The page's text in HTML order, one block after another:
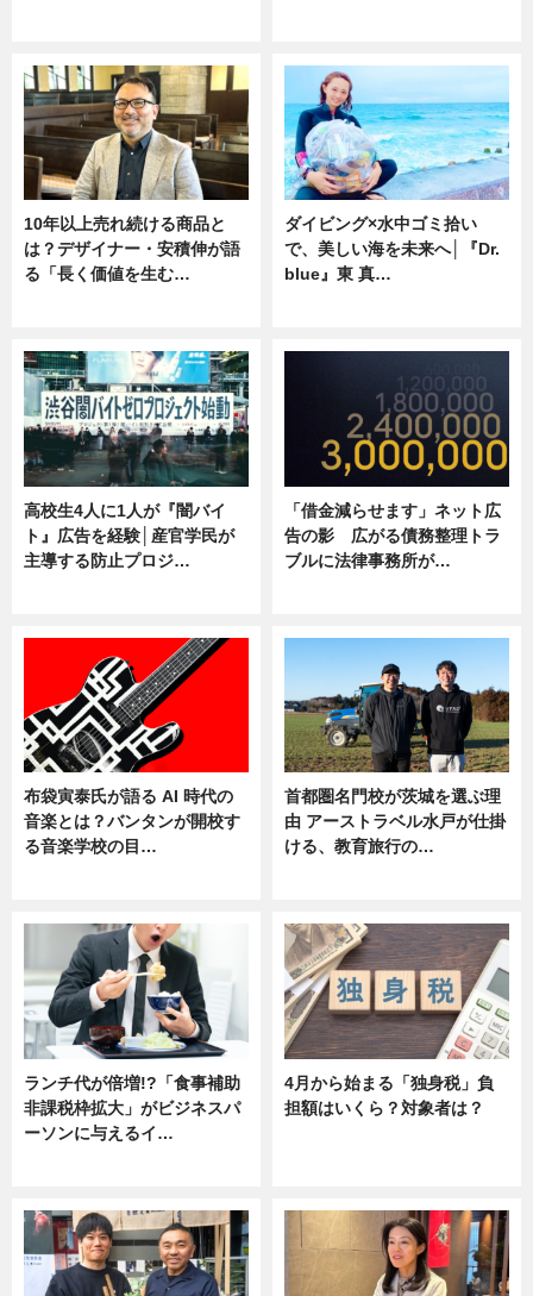
10年以上売れ続ける商品と
は？デザイナー・安積伸が語
る「長く価値を生む…
ダイビング×水中ゴミ拾い
で、美しい海を未来へ│『Dr.
blue』東 真…
高校生4人に1人が『闇バイ
ト』広告を経験│産官学民が
主導する防止プロジ…
「借金減らせます」ネット広
告の影 広がる債務整理トラ
ブルに法律事務所が…
布袋寅泰氏が語る AI 時代の
音楽とは？バンタンが開校す
る音楽学校の目…
首都圏名門校が茨城を選ぶ理
由 アーストラベル水戸が仕掛
ける、教育旅行の…
ランチ代が倍増!?「食事補助
非課税枠拡大」がビジネスパ
ーソンに与えるイ…
4月から始まる「独身税」負
担額はいくら？対象者は？